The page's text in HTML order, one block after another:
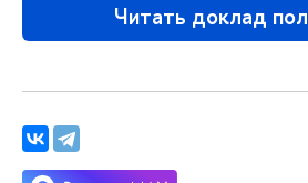
Читать доклад